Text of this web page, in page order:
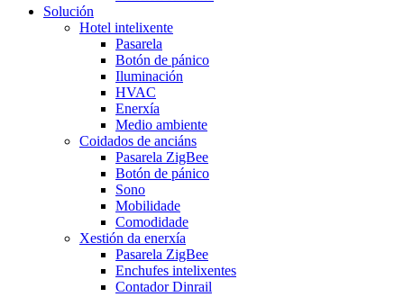
Solución
Hotel intelixente
Pasarela
Botón de pánico
Iluminación
HVAC
Enerxía
Medio ambiente
Coidados de anciáns
Pasarela ZigBee
Botón de pánico
Sono
Mobilidade
Comodidade
Xestión da enerxía
Pasarela ZigBee
Enchufes intelixentes
Contador Dinrail